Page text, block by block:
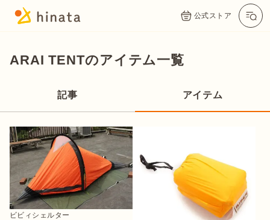
公式ストア
ARAI TENTのアイテム一覧
記事 アイテム
ビビィシェルター